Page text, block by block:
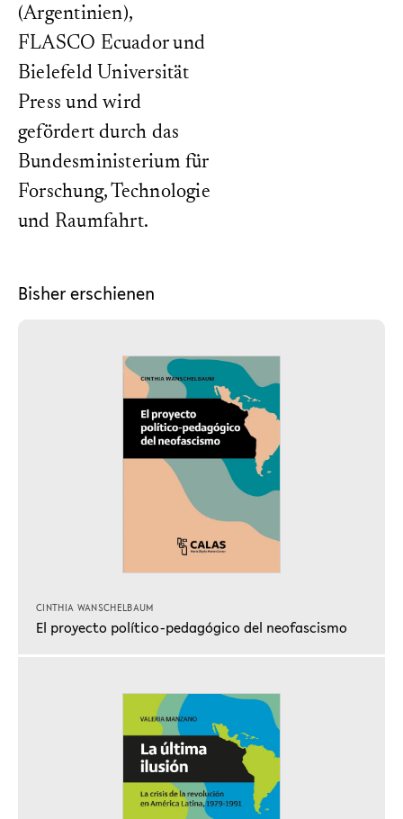
(Argentinien),
FLASCO Ecuador und
Bielefeld Universität
Press und wird
gefördert durch das
Bundesministerium für
Forschung, Technologie
und Raumfahrt.
Bisher erschienen
CINTHIA WANSCHELBAUM
El proyecto político-pedagógico del neofascismo